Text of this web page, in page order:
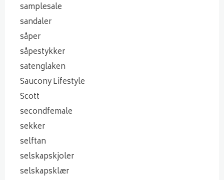
samplesale
sandaler
såper
såpestykker
satenglaken
Saucony Lifestyle
Scott
secondfemale
sekker
selftan
selskapskjoler
selskapsklær